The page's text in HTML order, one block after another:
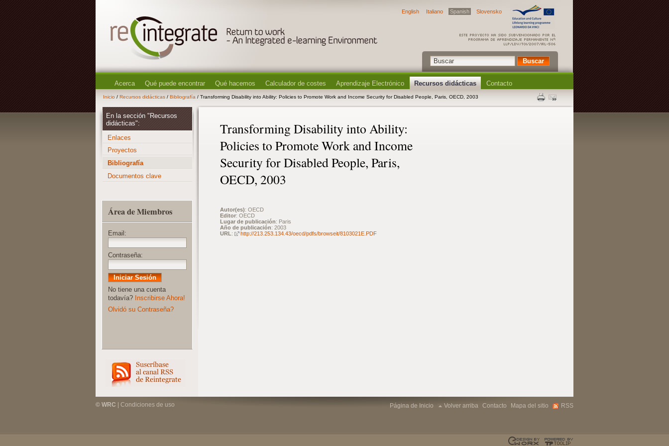
English Italiano Spanish Slovensko
Acerca Qué puede encontrar Qué hacemos Calculador de costes Aprendizaje Electrónico Recursos didácticas Contacto
Inicio / Recursos didácticas / Bibliografía / Transforming Disability into Ability: Policies to Promote Work and Income Security for Disabled People, Paris, OECD, 2003
Transforming Disability into Ability:
Policies to Promote Work and Income
Security for Disabled People, Paris,
OECD, 2003
Autor(es): OECD
Editor: OECD
Lugar de publicación: Paris
Año de publicación: 2003
URL: http://213.253.134.43/oecd/pdfs/browseit/8103021E.PDF
En la sección "Recursos
didácticas":
Enlaces
Proyectos
Bibliografía
Documentos clave
Área de Miembros
Email:
Contraseña:
No tiene una cuenta
todavía? Inscribirse Ahora!
Olvidó su Contraseña?
© WRC Condiciones de uso Página de Inicio Volver arriba Contacto Mapa del sitio RSS